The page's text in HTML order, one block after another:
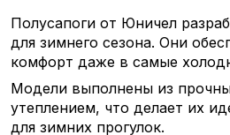
Полусапоги от Юничел
для зимнего сезона. Они
комфорт даже в самые
Модели выполнены из
утеплением, что делает их
для зимних прогулок.